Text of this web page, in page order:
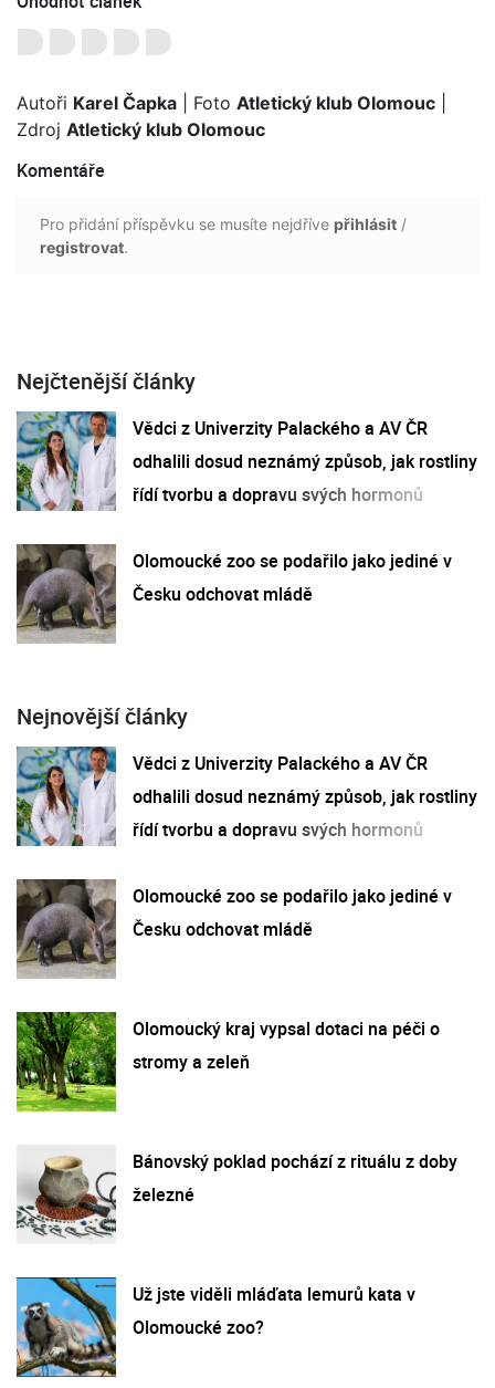
Autoři Karel Čapka | Foto Atletický klub Olomouc
Zdroj Atletický klub Olomouc
Komentáře
Pro přidání příspěvku se musíte nejdříve přihlásit /
registrovat.
Nejčtenější články
Vědci z Univerzity Palackého a AV ČR
odhalili dosud neznámý způsob, jak rostliny
řídí tvorbu a dopravu svých hormonů
Olomoucké zoo se podařilo jako jediné v
Česku odchovat mládě
Nejnovější články
Vědci z Univerzity Palackého a AV ČR
odhalili dosud neznámý způsob, jak rostliny
řídí tvorbu a dopravu svých hormonů
Olomoucké zoo se podařilo jako jediné v
Česku odchovat mládě
Olomoucký kraj vypsal dotaci na péči o
stromy a zeleň
Bánovský poklad pochází z rituálu z doby
železné
Už jste viděli mláďata lemurů kata v
Olomoucké zoo?